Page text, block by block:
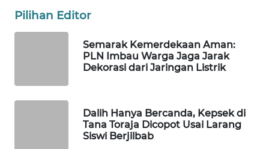
Pilihan Editor
Semarak Kemerdekaan Aman:
PLN Imbau Warga Jaga Jarak
Dekorasi dari Jaringan Listrik
Dalih Hanya Bercanda, Kepsek di
Tana Toraja Dicopot Usai Larang
Siswi Berjilbab